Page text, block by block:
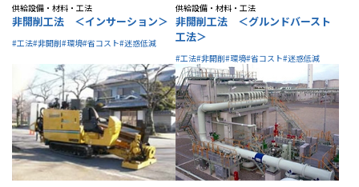
供給設備・材料・工法
非開削工法 ＜インサーション＞
#工法#非開削#環境#省コスト#迷惑低減
供給設備・材料・工法
非開削工法 ＜グルンドバースト
工法＞
#工法#非開削#環境#省コスト#迷惑低減